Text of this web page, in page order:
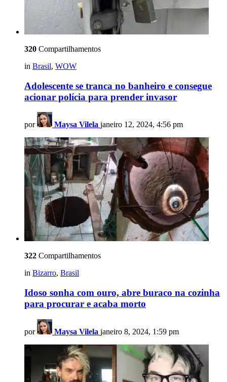
320 Compartilhamentos
in Brasil, WOW
Adolescente se tranca no banheiro e consegue
acionar polícia para prender invasor
por Maysa Vilela janeiro 12, 2024, 4:56 pm
322 Compartilhamentos
in Bizarro, Brasil
Idoso sonha com ouro, abre buraco na cozinha
para procurar e acaba morto
por Maysa Vilela janeiro 8, 2024, 1:59 pm